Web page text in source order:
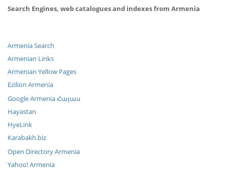
Search Engines, web catalogues and indexes from Armenia
Armenia Search
Armenian Links
Armenian Yellow Pages
Ezilion Armenia
Google Armenia Հայաս
Hayastan
HyeLink
Karabakh.biz
Open Directory Armenia
Yahoo! Armenia